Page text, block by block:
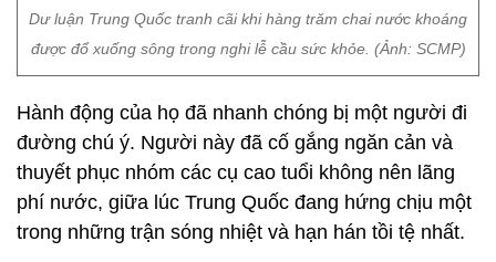
Dư luận Trung Quốc tranh cãi khi hàng trăm chai nước khoáng
được đổ xuống sông trong nghi lễ cầu sức khỏe. (Ảnh: SCMP)
Hành động của họ đã nhanh chóng bị một người đi
đường chú ý. Người này đã cố gắng ngăn cản và
thuyết phục nhóm các cụ cao tuổi không nên lãng
phí nước, giữa lúc Trung Quốc đang hứng chịu một
trong những trận sóng nhiệt và hạn hán tồi tệ nhất.